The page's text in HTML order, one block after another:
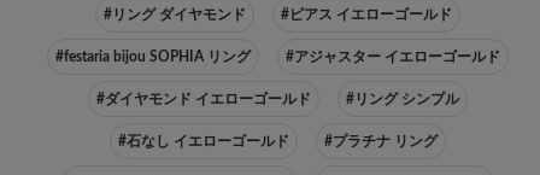
#リング ダイヤモンド #ピアス イエローゴールド
#festaria bijou SOPHIA リング #アジャスター イエローゴールド
#ダイヤモンド イエローゴールド #リング シンプル
#石なし イエローゴールド #プラチナ リング